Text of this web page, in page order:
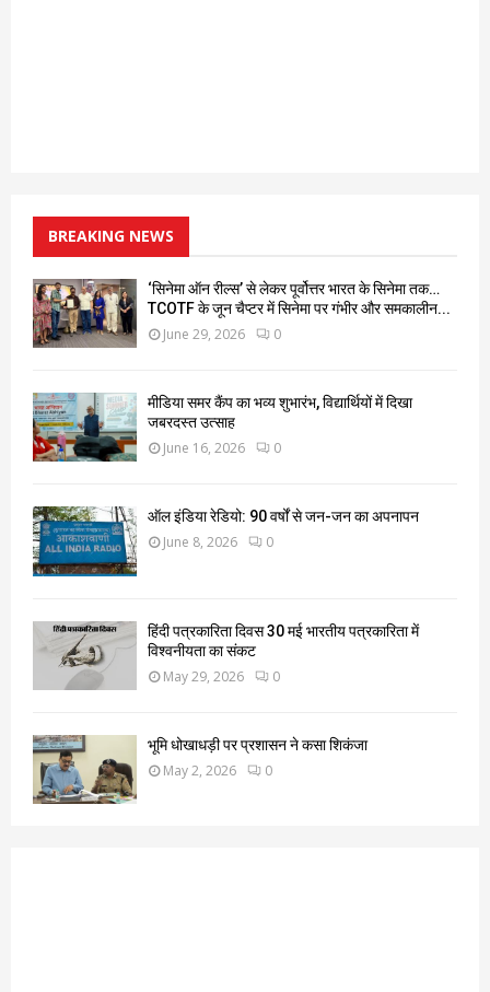
BREAKING NEWS
‘सिनेमा ऑन रील्स’ से लेकर पूर्वोत्तर भारत के सिनेमा तक…
TCOTF के जून चैप्टर में सिनेमा पर गंभीर और समकालीन...
June 29, 2026 0
मीडिया समर कैंप का भव्य शुभारंभ, विद्यार्थियों में दिखा
जबरदस्त उत्साह
June 16, 2026 0
ऑल इंडिया रेडियो: 90 वर्षों से जन-जन का अपनापन
June 8, 2026 0
हिंदी पत्रकारिता दिवस 30 मई भारतीय पत्रकारिता में
विश्वनीयता का संकट
May 29, 2026 0
भूमि धोखाधड़ी पर प्रशासन ने कसा शिकंजा
May 2, 2026 0